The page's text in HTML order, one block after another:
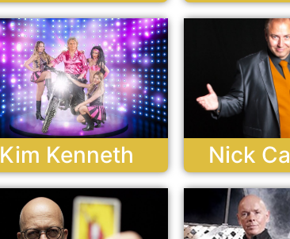
Kim Kenneth Nick